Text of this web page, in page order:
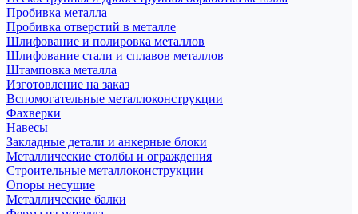
Пробивка металла
Пробивка отверстий в металле
Шлифование и полировка металлов
Шлифование стали и сплавов металлов
Штамповка металла
Изготовление на заказ
Вспомогательные металлоконструкции
Фахверки
Навесы
Закладные детали и анкерные блоки
Металлические столбы и ограждения
Строительные металлоконструкции
Опоры несущие
Металлические балки